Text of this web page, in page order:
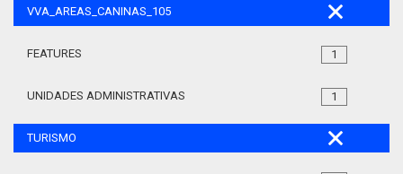
VVA_AREAS_CANINAS_105
1
FEATURES
1
UNIDADES ADMINISTRATIVAS
TURISMO